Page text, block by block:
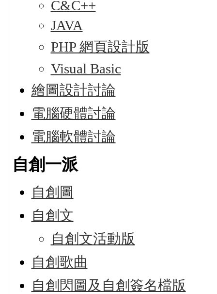
C&C++
JAVA
PHP 網頁設計版
Visual Basic
繪圖設計討論
電腦硬體討論
電腦軟體討論
自創一派
自創圖
自創文
自創文活動版
自創歌曲
自創閃圖及自創簽名檔版